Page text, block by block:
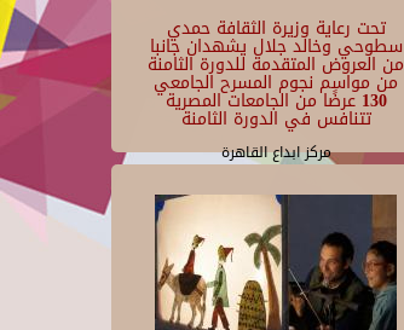
تحت رعاية وزيرة الثقافة حمدي
سطوحي وخالد جلال يشهدان جانبا
من العروض المتقدمة للدورة الثامنة
من مواسم نجوم المسرح الجامعي
130 عرضًا من الجامعات المصرية
تتنافس في الدورة الثامنة
مركز ابداع القاهرة